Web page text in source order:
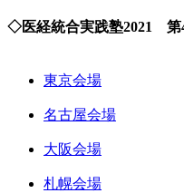
◇医経統合実践塾2021 第
東京会場
名古屋会場
大阪会場
札幌会場